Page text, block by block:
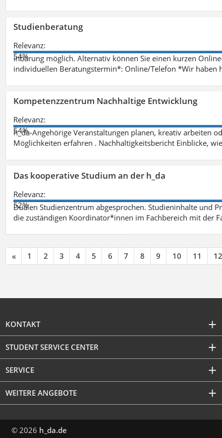
Studienberatung
Relevanz:
54%
inbarung möglich. Alternativ können Sie einen kurzen
individuellen Beratungstermin*: Online/Telefon *Wir haben
Kompetenzzentrum Nachhaltige Entwicklung
Relevanz:
54%
h_da-Angehörige Veranstaltungen planen, kreativ arbeiten
Möglichkeiten erfahren . Nachhaltigkeitsbericht Einblicke,
Das kooperative Studium an der h_da
Relevanz:
52%
Dualen Studienzentrum abgesprochen. Studieninhalte und
die zuständigen Koordinator*innen im Fachbereich mit der
« 1 2 3 4 5 6 7 8 9 10 11 12
KONTAKT
STUDENT SERVICE CENTER
SERVICE
WEITERE ANGEBOTE
© 2026 h_da.de